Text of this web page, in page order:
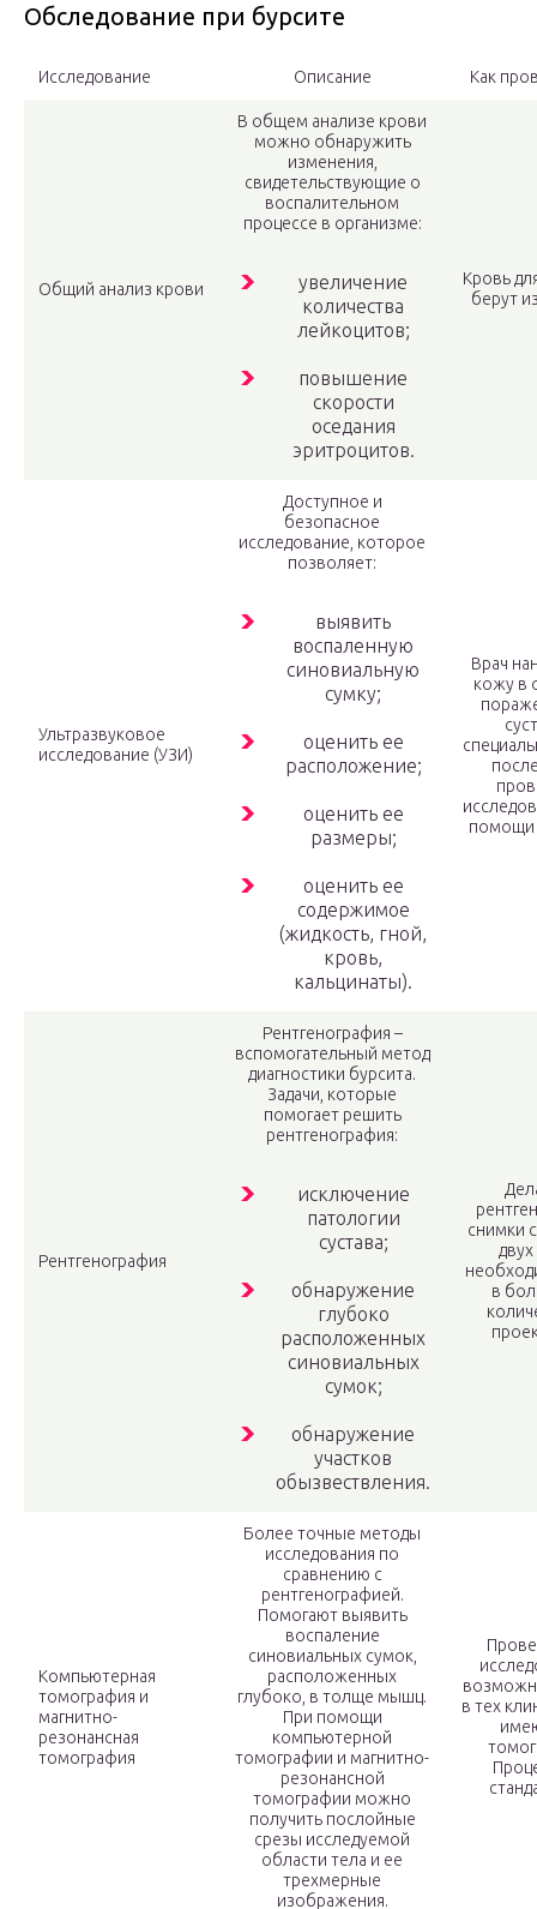
Обследование при бурсите
Исследование Описание Как
Общий анализ крови
В общем анализе крови
можно обнаружить
изменения,
свидетельствующие о
воспалительном
процессе в организме:
увеличение
количества
лейкоцитов;
повышение
скорости
оседания
эритроцитов.
Кровь
берут
Ультразвуковое
исследование (УЗИ)
Доступное и
безопасное
исследование, которое
позволяет:
выявить
воспаленную
синовиальную
сумку;
оценить ее
расположение;
оценить ее
размеры;
оценить ее
содержимое
(жидкость, гной,
кровь,
кальцинаты).
Врач
кожу в
помощи
Рентгенография
Рентгенография –
вспомогательный метод
диагностики бурсита.
Задачи, которые
помогает решить
рентгенография:
исключение
патологии
сустава;
обнаружение
глубоко
расположенных
синовиальных
сумок;
обнаружение
участков
обызвествления.
снимки
в
Компьютерная
томография и
магнитно-
резонансная
томография
Более точные методы
исследования по
сравнению с
рентгенографией.
Помогают выявить
воспаление
синовиальных сумок,
расположенных
глубоко, в толще мышц.
При помощи
компьютерной
томографии и магнитно-
резонансной
томографии можно
получить послойные
срезы исследуемой
области тела и ее
трехмерные
изображения.
в тех